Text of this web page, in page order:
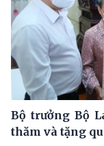
Bộ trưởng Bộ
thăm và tặng